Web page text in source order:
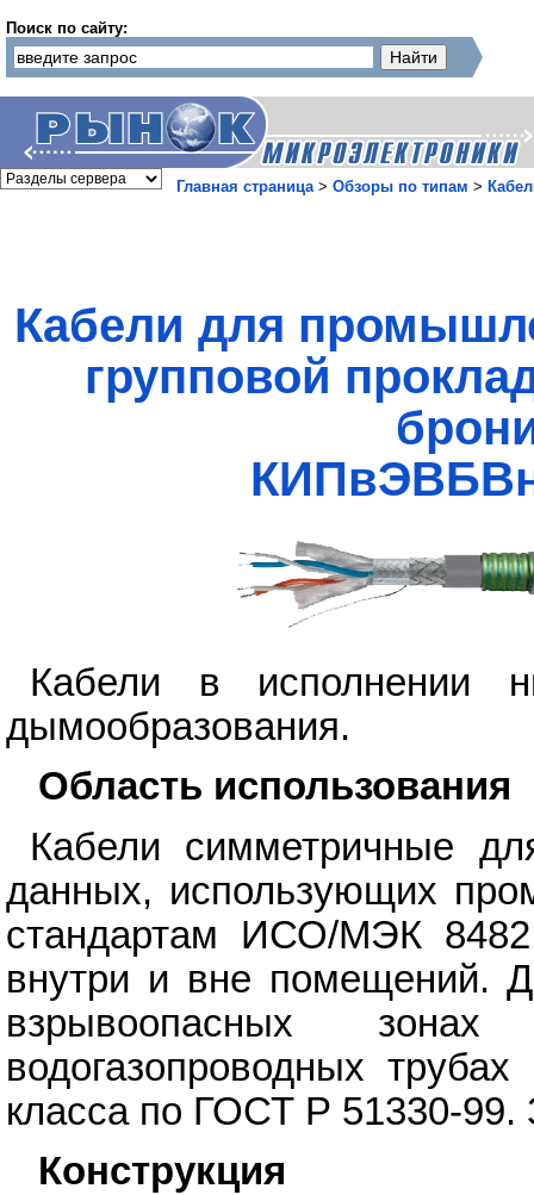
Поиск по сайту:
Главная страница> Обзоры по типам >
Кабели для
групповой
Кабели в исполнении
дымообразования.
Область использования
Кабели симметричные
данных, использующих
стандартам ИСО/МЭК
внутри и вне помещений.
взрывоопасных
водогазопроводных
класса по ГОСТ Р 51330-
Конструкция